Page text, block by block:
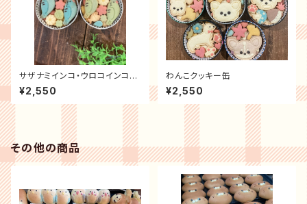
サザナミインコ・ウロコインコク
ッキー缶
¥2,550
わんこクッキー缶
¥2,550
その他の商品